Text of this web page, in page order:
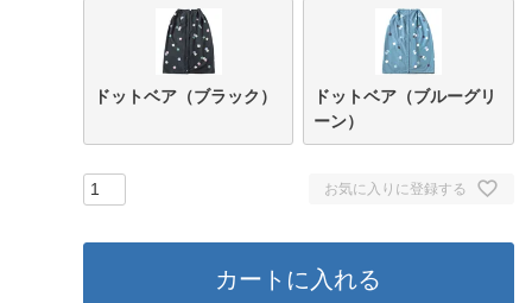
ドットベア（ブラック）
ドットベア（ブルーグリ
ーン）
お気に入りに登録する
カートに入れる